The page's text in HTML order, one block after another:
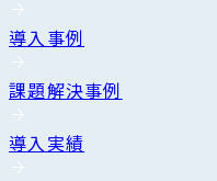
導入事例
課題解決事例
導入実績